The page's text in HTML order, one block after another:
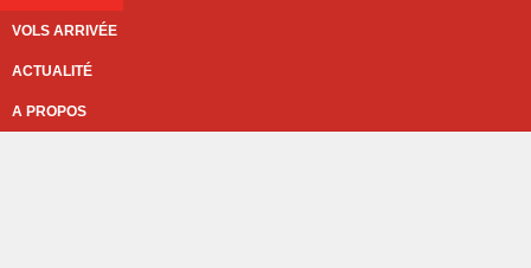
VOLS ARRIVÉE
ACTUALITÉ
A PROPOS